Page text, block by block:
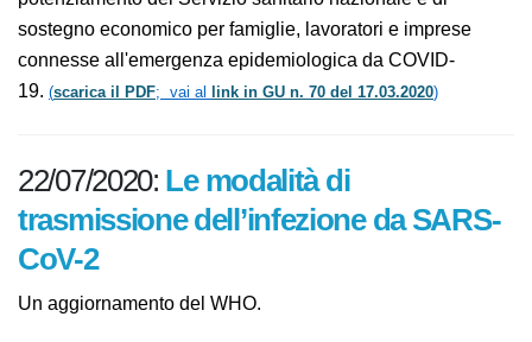
processuali.
DECRETO-LEGGE 17 marzo 2020, n. 18 - Misure di
connesse all'emergenza epidemiologica da COVID-
19.
scarica il PDF ; vai al link in GU n. 70 del 17.03.2020 )
22/07/2020:Le modalità di